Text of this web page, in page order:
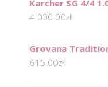
Karcher SG 4/4
4 000.00zł
Grovana
615.00zł